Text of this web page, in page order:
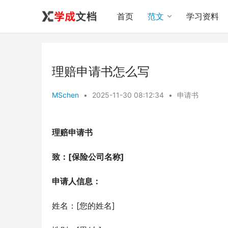
首页 范文 学习资料
理赔申请书怎么写
MSchen • 2025-11-30 08:12:34 • 申请书
理赔申请书
致：[保险公司名称]
申请人信息：
姓名：[您的姓名]